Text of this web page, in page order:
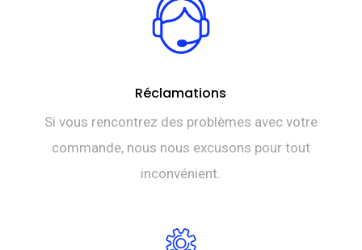
Réclamations
Si vous rencontrez des problèmes avec votre
commande, nous nous excusons pour tout
inconvénient.